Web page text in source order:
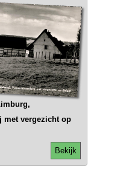
met vergezicht op
Bekijk